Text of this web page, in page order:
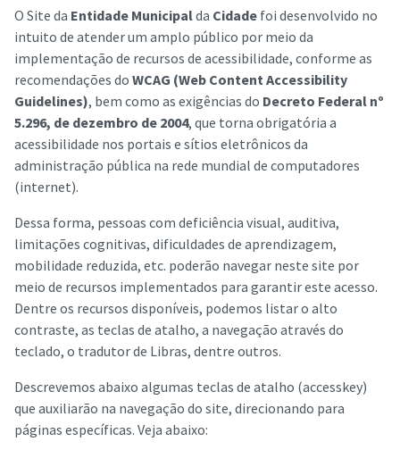
O Site da Entidade Municipalda Cidade foi desenvolvido no
intuito de atender um amplo público por meio da
implementação de recursos de acessibilidade, conforme as
recomendações do WCAG (Web Content Accessibility
Guidelines), bem como as exigências do Decreto Federal nº
5.296, de dezembro de 2004, que torna obrigatória a
acessibilidade nos portais e sítios eletrônicos da
administração pública na rede mundial de computadores
(internet).
Dessa forma, pessoas com deficiência visual, auditiva,
limitações cognitivas, dificuldades de aprendizagem,
mobilidade reduzida, etc. poderão navegar neste site por
meio de recursos implementados para garantir este acesso.
Dentre os recursos disponíveis, podemos listar o alto
contraste, as teclas de atalho, a navegação através do
teclado, o tradutor de Libras, dentre outros.
Descrevemos abaixo algumas teclas de atalho (accesskey)
que auxiliarão na navegação do site, direcionando para
páginas específicas. Veja abaixo: